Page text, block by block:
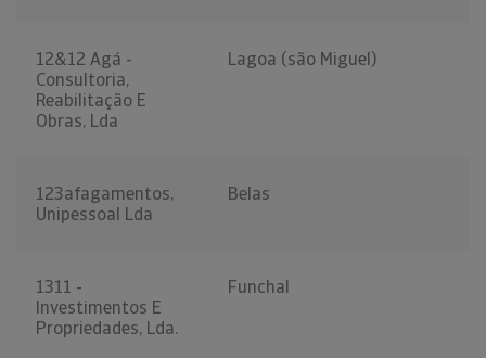
12&12 Agá -
Consultoria,
Reabilitação E
Obras, Lda
Lagoa (são Miguel)
123afagamentos,
Unipessoal Lda
Belas
1311 -
Investimentos E
Propriedades, Lda.
Funchal